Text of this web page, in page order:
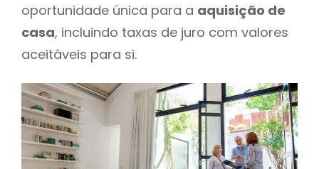
oportunidade única para a aquisição de
casa, incluindo taxas de juro com valores
aceitáveis para si.